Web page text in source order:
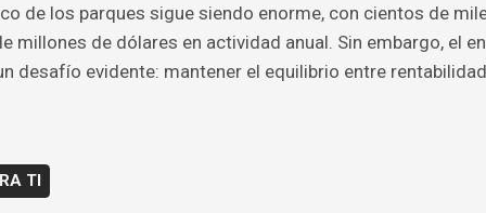
de los parques sigue siendo enorme, con cientos de
millones de dólares en actividad anual. Sin embargo, el
desafío evidente: mantener el equilibrio entre
TI